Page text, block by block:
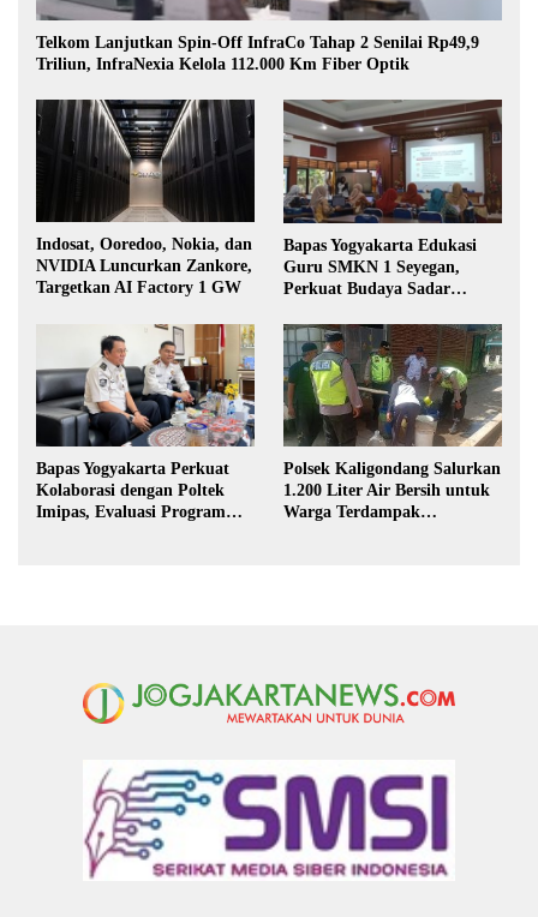
Telkom Lanjutkan Spin-Off InfraCo Tahap 2 Senilai Rp49,9
Triliun, InfraNexia Kelola 112.000 Km Fiber Optik
Indosat, Ooredoo, Nokia, dan
NVIDIA Luncurkan Zankore,
Targetkan AI Factory 1 GW
Bapas Yogyakarta Edukasi
Guru SMKN 1 Seyegan,
Perkuat Budaya Sadar
Bapas Yogyakarta Perkuat
Kolaborasi dengan Poltek
Imipas, Evaluasi Program
Polsek Kaligondang Salurkan
1.200 Liter Air Bersih untuk
Warga Terdampak